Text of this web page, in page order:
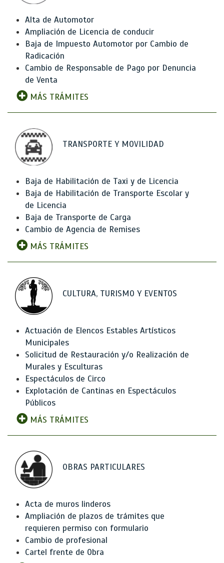
Alta de Automotor
Ampliación de Licencia de conducir
Baja de Impuesto Automotor por Cambio de
Radicación
Cambio de Responsable de Pago por Denuncia
de Venta
MÁS TRÁMITES
TRANSPORTE Y MOVILIDAD
Baja de Habilitación de Taxi y de Licencia
Baja de Habilitación de Transporte Escolar y
de Licencia
Baja de Transporte de Carga
Cambio de Agencia de Remises
MÁS TRÁMITES
CULTURA, TURISMO Y EVENTOS
Actuación de Elencos Estables Artísticos
Municipales
Solicitud de Restauración y/o Realización de
Murales y Esculturas
Espectáculos de Circo
Explotación de Cantinas en Espectáculos
Públicos
MÁS TRÁMITES
OBRAS PARTICULARES
Acta de muros linderos
Ampliación de plazos de trámites que
requieren permiso con formulario
Cambio de profesional
Cartel frente de Obra